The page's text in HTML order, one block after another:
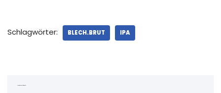
Schlagwörter: BLECH.BRUT IPA